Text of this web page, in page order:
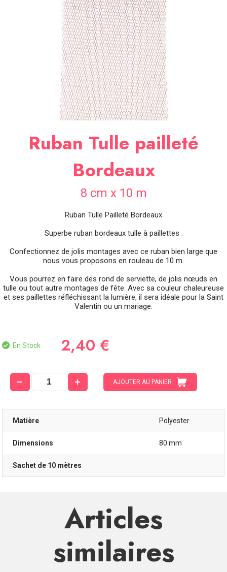
Ruban Tulle pailleté
Bordeaux
8 cm x 10 m
Ruban Tulle Pailleté Bordeaux
Superbe ruban bordeaux tulle à paillettes .
Confectionnez de jolis montages avec ce ruban bien large que
nous vous proposons en rouleau de 10 m.
Vous pourrez en faire des rond de serviette, de jolis nœuds en
tulle ou tout autre montages de fête. Avec sa couleur chaleureuse
et ses paillettes réfléchissant la lumière, il sera idéale pour la Saint
Valentin ou un mariage.
En Stock 2,40 €
AJOUTER AU PANIER
Matière Polyester
Dimensions 80 mm
Sachet de 10 mètres
Articles
similaires